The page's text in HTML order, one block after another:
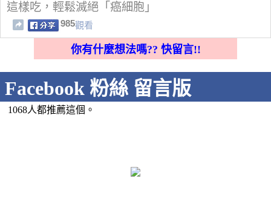
這樣吃，輕鬆滅絕「癌細胞」
985觀看
你有什麼想法嗎?? 快留言!!
Facebook 粉絲 留言版
1068人都推薦這個。